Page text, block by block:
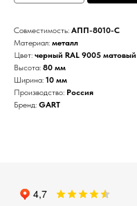
Совместимость: АПП-8010-С
Материал: металл
Цвет: черный RAL 9005 матовый
Высота: 80 мм
Ширина: 10 мм
Производство: Россия
Бренд: GART